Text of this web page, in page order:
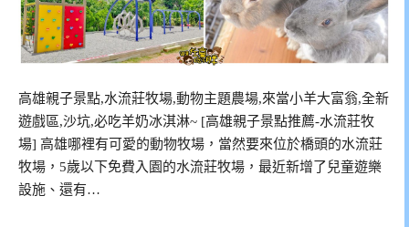
高雄親子景點,水流莊牧場,動物主題農場,來當小羊大富翁,全新
遊戲區,沙坑,必吃羊奶冰淇淋~ [高雄親子景點推薦-水流莊牧
場] 高雄哪裡有可愛的動物牧場，當然要來位於橋頭的水流莊
牧場，5歲以下免費入園的水流莊牧場，最近新增了兒童遊樂
設施、還有…